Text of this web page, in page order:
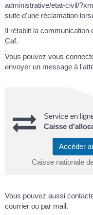
administrative/etat-civil/
suite d'une réclamation
Il rétablit la communication
Caf.
Vous pouvez vous
envoyer un message à
Service en
Caisse
Accéder
Caisse nationale
Vous pouvez aussi
courrier ou par mail.